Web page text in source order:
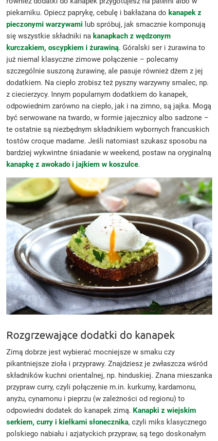
piekarniku. Opiecz paprykę, cebulę i bakłażana do kanapek z
pieczonymi warzywami lub spróbuj, jak smacznie komponują
się wszystkie składniki na kanapkach z wędzonym
kurczakiem, oscypkiem i żurawiną. Góralski ser i żurawina to
już niemal klasyczne zimowe połączenie – polecamy
szczególnie suszoną żurawinę, ale pasuje również dżem z jej
dodatkiem. Na ciepło zrobisz też pyszny warzywny smalec, np.
z ciecierzycy. Innym popularnym dodatkiem do kanapek,
odpowiednim zarówno na ciepło, jak i na zimno, są jajka. Mogą
być serwowane na twardo, w formie jajecznicy albo sadzone –
te ostatnie są niezbędnym składnikiem wybornych francuskich
tostów croque madame. Jeśli natomiast szukasz sposobu na
bardziej wykwintne śniadanie w weekend, postaw na oryginalną
kanapkę z awokado i jajkiem w koszulce.
Rozgrzewające dodatki do kanapek
Zimą dobrze jest wybierać mocniejsze w smaku czy
pikantniejsze zioła i przyprawy. Znajdziesz je zwłaszcza wśród
składników kuchni orientalnej, np. hinduskiej. Znana mieszanka
przypraw curry, czyli połączenie m.in. kurkumy, kardamonu,
anyżu, cynamonu i pieprzu (w zależności od regionu) to
odpowiedni dodatek do kanapek zimą. Kanapki z wiejskim
serkiem, curry i kiełkami słonecznika, czyli miks klasycznego
polskiego nabiału i azjatyckich przypraw, są tego doskonałym